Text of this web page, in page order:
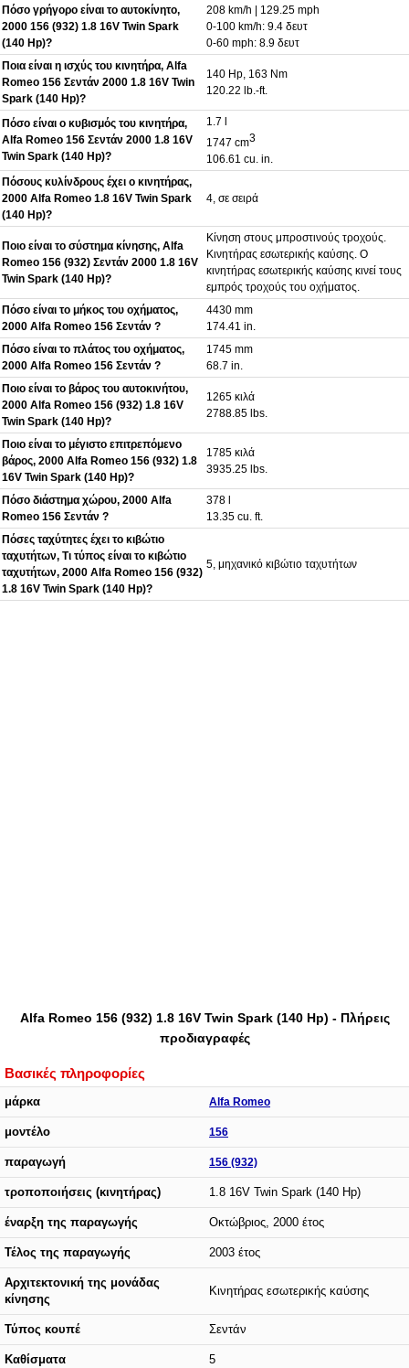
Πόσο γρήγορο είναι το αυτοκίνητο,
2000 156 (932) 1.8 16V Twin Spark
(140 Hp)?
208 km/h | 129.25 mph
0-100 km/h: 9.4 δευτ
0-60 mph: 8.9 δευτ
Ποια είναι η ισχύς του κινητήρα, Alfa
Romeo 156 Σεντάν 2000 1.8 16V Twin
Spark (140 Hp)?
140 Hp, 163 Nm
120.22 lb.-ft.
Πόσο είναι ο κυβισμός του κινητήρα,
Alfa Romeo 156 Σεντάν 2000 1.8 16V
Twin Spark (140 Hp)?
1.7 l
1747 cm3
106.61 cu. in.
Πόσους κυλίνδρους έχει ο κινητήρας,
2000 Alfa Romeo 1.8 16V Twin Spark
(140 Hp)?
4, σε σειρά
Ποιο είναι το σύστημα κίνησης, Alfa
Romeo 156 (932) Σεντάν 2000 1.8 16V
Twin Spark (140 Hp)?
Κίνηση στους μπροστινούς τροχούς.
Κινητήρας εσωτερικής καύσης. Ο
κινητήρας εσωτερικής καύσης κινεί τους
εμπρός τροχούς του οχήματος.
Πόσο είναι το μήκος του οχήματος,
2000 Alfa Romeo 156 Σεντάν ?
4430 mm
174.41 in.
Πόσο είναι το πλάτος του οχήματος,
2000 Alfa Romeo 156 Σεντάν ?
1745 mm
68.7 in.
Ποιο είναι το βάρος του αυτοκινήτου,
2000 Alfa Romeo 156 (932) 1.8 16V
Twin Spark (140 Hp)?
1265 κιλά
2788.85 lbs.
Ποιο είναι το μέγιστο επιτρεπόμενο
βάρος, 2000 Alfa Romeo 156 (932) 1.8
16V Twin Spark (140 Hp)?
1785 κιλά
3935.25 lbs.
Πόσο διάστημα χώρου, 2000 Alfa
Romeo 156 Σεντάν ?
378 l
13.35 cu. ft.
Πόσες ταχύτητες έχει το κιβώτιο
ταχυτήτων, Τι τύπος είναι το κιβώτιο
ταχυτήτων, 2000 Alfa Romeo 156 (932)
1.8 16V Twin Spark (140 Hp)?
5, μηχανικό κιβώτιο ταχυτήτων
Alfa Romeo 156 (932) 1.8 16V Twin Spark (140 Hp) - Πλήρεις
προδιαγραφές
Βασικές πληροφορίες
μάρκα Alfa Romeo
μοντέλο 156
παραγωγή 156 (932)
τροποποιήσεις (κινητήρας) 1.8 16V Twin Spark (140 Hp)
έναρξη της παραγωγής Οκτώβριος, 2000 έτος
Τέλος της παραγωγής 2003 έτος
Αρχιτεκτονική της μονάδας
κίνησης
Κινητήρας εσωτερικής καύσης
Τύπος κουπέ Σεντάν
Καθίσματα 5